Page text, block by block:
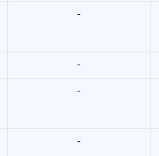
-
-
-
-